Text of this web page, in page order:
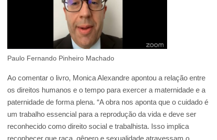
Paulo Fernando Pinheiro Machado
Ao comentar o livro, Monica Alexandre apontou a relação entre
os direitos humanos e o tempo para exercer a maternidade e a
paternidade de forma plena. “A obra nos aponta que o cuidado é
um trabalho essencial para a reprodução da vida e deve ser
reconhecido como direito social e trabalhista. Isso implica